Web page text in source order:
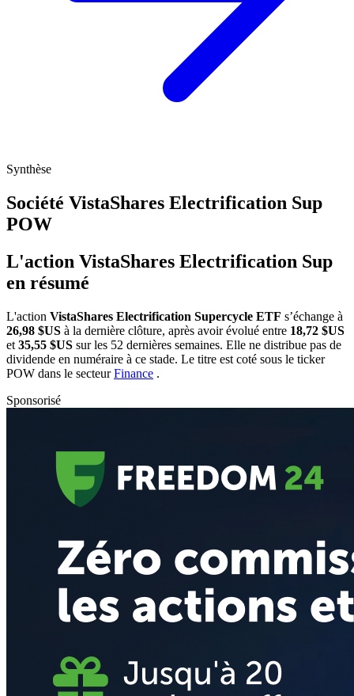
Synthèse
Société VistaShares Electrification Sup
POW
L'action VistaShares Electrification Sup
en résumé
L'action VistaShares Electrification Supercycle ETF s’échange à
26,98 $US à la dernière clôture, après avoir évolué entre 18,72 $US
et 35,55 $US sur les 52 dernières semaines. Elle ne distribue pas de
dividende en numéraire à ce stade. Le titre est coté sous le ticker
POW dans le secteurFinance .
Sponsorisé